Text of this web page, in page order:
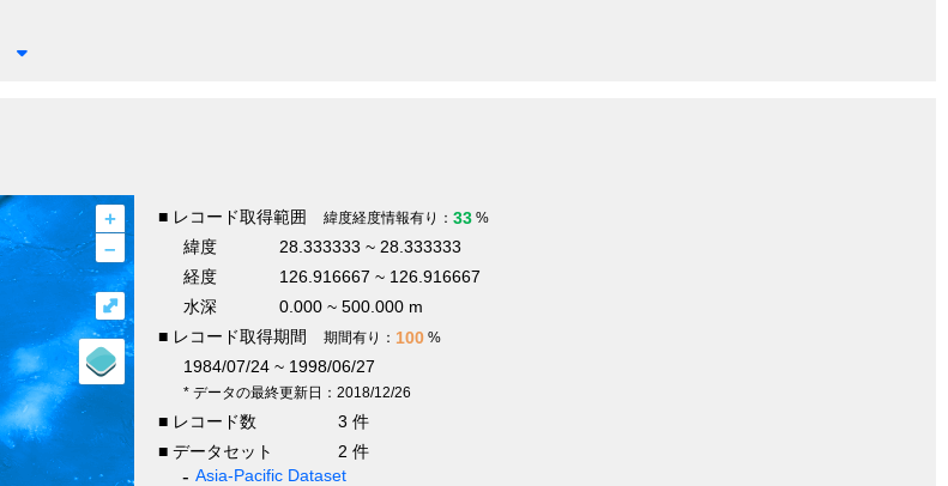
+
–
⤢
■ レコード取得範囲 緯度経度情報有り： 33 %
緯度
28.333333 ~ 28.333333
経度
126.916667 ~ 126.916667
水深
0.000 ~ 500.000 m
■ レコード取得期間
期間有り： 100 %
1984/07/24 ~ 1998/06/27
* データの最終更新日：2018/12/26
■ レコード数
3 件
■ データセット
2 件
Asia-Pacific Dataset